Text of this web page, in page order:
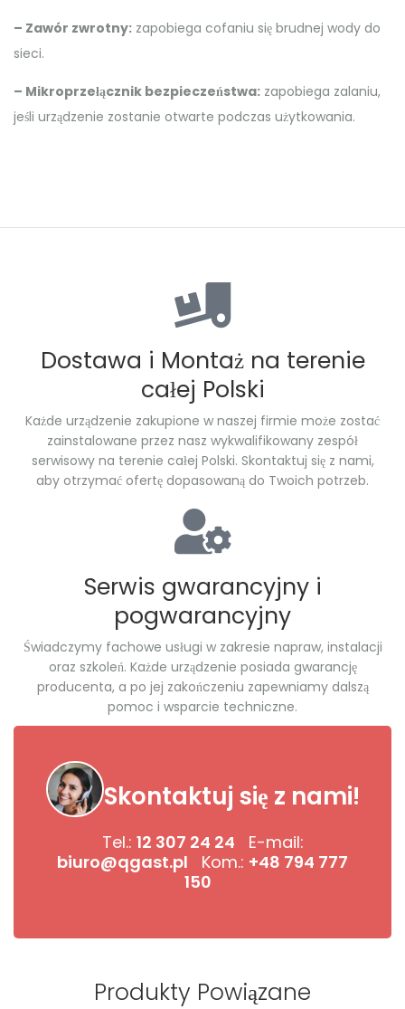
– Zawór zwrotny: zapobiega cofaniu się brudnej wody do
sieci.
– Mikroprzełącznik bezpieczeństwa: zapobiega zalaniu,
jeśli urządzenie zostanie otwarte podczas użytkowania.
Dostawa i Montaż na terenie
całej Polski
Każde urządzenie zakupione w naszej firmie może zostać
zainstalowane przez nasz wykwalifikowany zespół
serwisowy na terenie całej Polski. Skontaktuj się z nami,
aby otrzymać ofertę dopasowaną do Twoich potrzeb.
Serwis gwarancyjny i
pogwarancyjny
Świadczymy fachowe usługi w zakresie napraw, instalacji
oraz szkoleń. Każde urządzenie posiada gwarancję
producenta, a po jej zakończeniu zapewniamy dalszą
pomoc i wsparcie techniczne.
Skontaktuj się z nami!
Tel.: 12 307 24 24
E-mail:
biuro@qgast.pl
Kom.: +48 794 777
150
Produkty Powiązane